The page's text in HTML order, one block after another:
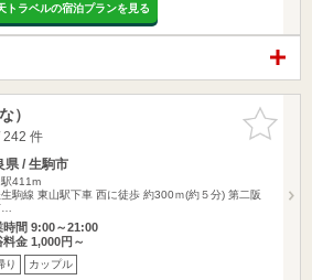
トラベルの宿泊プランを見る
お気に入
りに追加
）
件
県 / 生駒市
411m
駒線 東山駅下車 西に徒歩 約300ｍ(約５分) 第二阪
時間 9:00～21:00
料金 1,000円～
り カップル